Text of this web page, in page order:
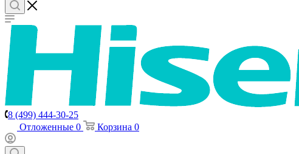
8 (499) 444-30-25
Отложенные 0 Корзина 0